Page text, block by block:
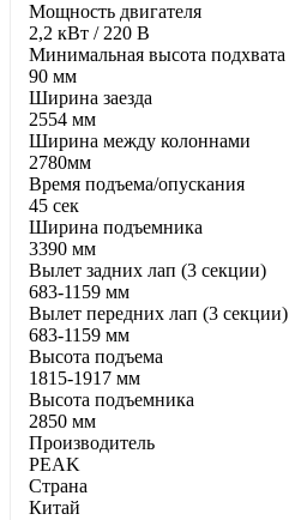
Moщнocть двигaтeля
2,2 кВт / 220 В
Минимальная высота подхвата
90 мм
Ширина заезда
2554 мм
Ширина между колоннами
2780мм
Время подъема/опускания
45 сек
Ширина подъемника
3390 мм
Вылет задних лап (3 секции)
683-1159 мм
Вылет передних лап (3 секции)
683-1159 мм
Высота подъема
1815-1917 мм
Высота подъемника
2850 мм
Производитель
PEAK
Страна
Китай